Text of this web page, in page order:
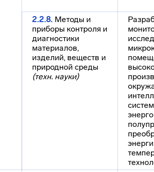
2.2.8. Методы и
приборы контроля и
диагностики
материалов,
изделий, веществ и
природной среды
(техн. науки)